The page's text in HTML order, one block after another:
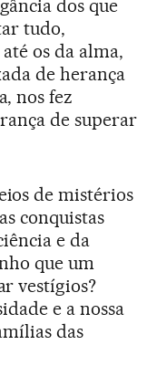
dos que
tudo,
os da alma,
de herança
nos fez
de superar
de mistérios
conquistas
e da
que um
vestígios?
e a nossa
das